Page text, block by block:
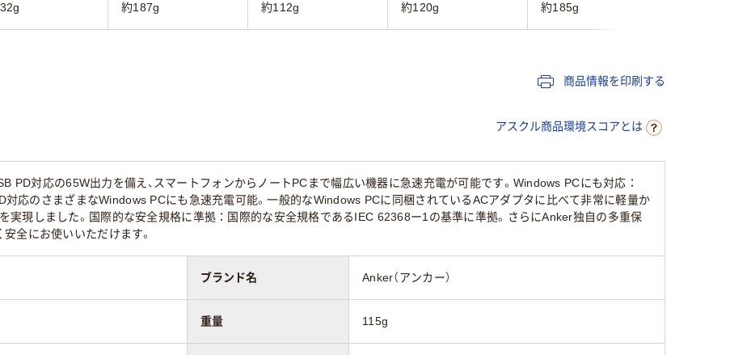
約187g 約112g 約120g 約185g
商品情報を印刷する
アスクル商品環境スコアとは
PD対応の65W出力を備え、スマートフォンからノートPCまで幅広い機器に急速充電が可能です。Windows PCにも対応：
対応のさまざまなWindows PCにも急速充電可能。一般的なWindows PCに同梱されているACアダプタに比べて非常に軽量か
実現しました。国際的な安全規格に準拠：国際的な安全規格であるIEC 62368ー1の基準に準拠。さらにAnker独自の多重保
全にお使いいただけます。
ブランド名 Anker（アンカー）
重量 115g